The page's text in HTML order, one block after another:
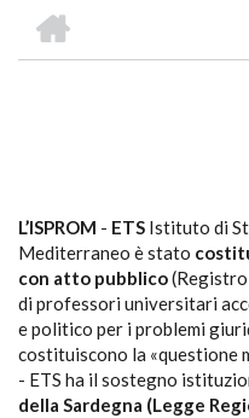
L’ISPROM - ETS Istituto di
Mediterraneo è stato
con atto pubblico
di professori universitari
e politico per i problemi
costituiscono la «questione
- ETS ha il sostegno
della Sardegna (Legge